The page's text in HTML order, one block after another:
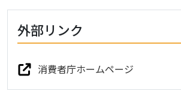
外部リンク
消費者庁ホームページ